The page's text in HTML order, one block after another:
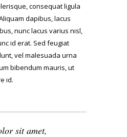
consequat ligula
dapibus, lacus
nunc lacus varius nisl,
id erat. Sed feugiat
vel malesuada urna
bibendum mauris, ut
id.
sit amet,